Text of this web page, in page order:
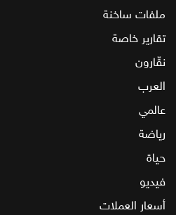
ملفات ساخنة
تقارير خاصة
نقّارون
العرب
عالمي
رياضة
حياة
فيديو
أسعار العملات